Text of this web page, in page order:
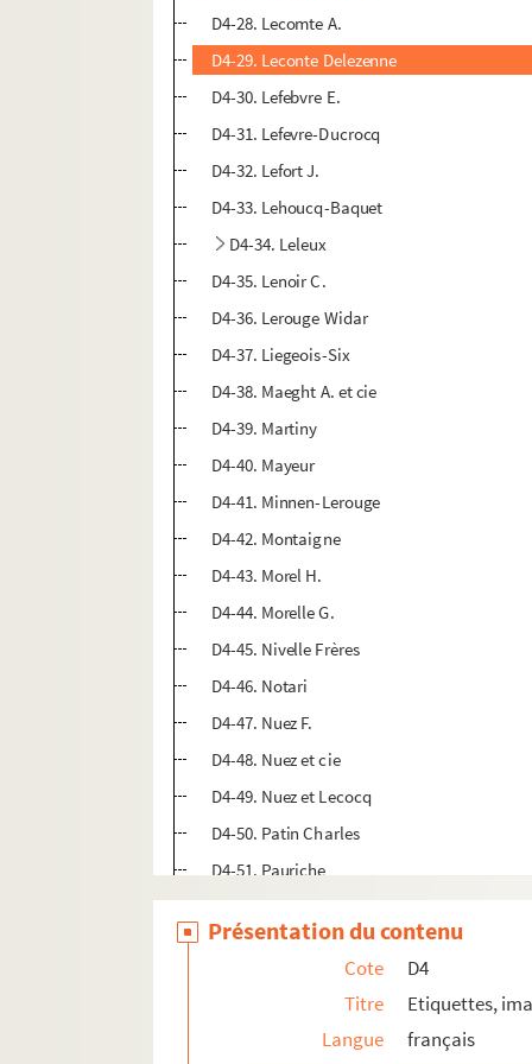
D4-28. Lecomte A.
D4-29. Leconte Delezenne
D4-30. Lefebvre E.
D4-31. Lefevre-Ducrocq
D4-32. Lefort J.
D4-33. Lehoucq-Baquet
D4-34. Leleux
D4-35. Lenoir C.
D4-36. Lerouge Widar
D4-37. Liegeois-Six
D4-38. Maeght A. et cie
D4-39. Martiny
D4-40. Mayeur
D4-41. Minnen-Lerouge
D4-42. Montaigne
D4-43. Morel H.
D4-44. Morelle G.
D4-45. Nivelle Frères
D4-46. Notari
D4-47. Nuez F.
D4-48. Nuez et cie
D4-49. Nuez et Lecocq
D4-50. Patin Charles
D4-51. Pauriche
D4-52. Petit J.
D4-53. Petit Ragot
D4-55. Reboux Frères
D4-56. Robbe Camille
Présentation du contenu
Cote
D4
Titre
Etiquettes,
Langue
français